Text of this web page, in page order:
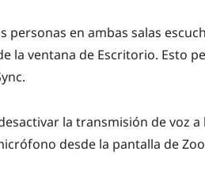
personas en ambas salas
la ventana de Escritorio. Esto
.
la transmisión de voz
desde la pantalla de